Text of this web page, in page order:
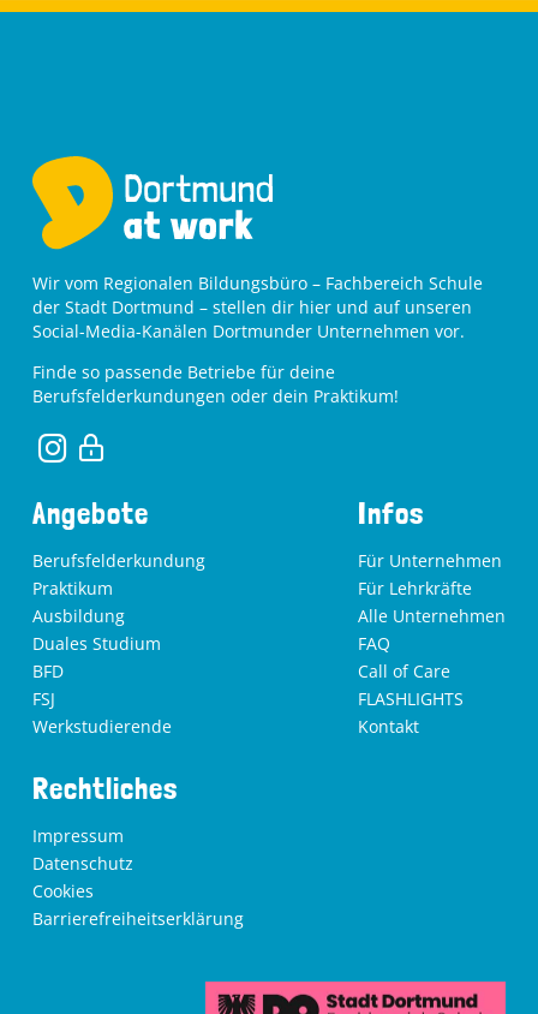
Wir vom Regionalen Bildungsbüro – Fachbereich Schule
der Stadt Dortmund – stellen dir hier und auf unseren
Social-Media-Kanälen Dortmunder Unternehmen vor.
Finde so passende Betriebe für deine
Berufsfelderkundungen oder dein Praktikum!
Angebote
Berufsfelderkundung
Praktikum
Ausbildung
Duales Studium
BFD
FSJ
Werkstudierende
Infos
Für Unternehmen
Für Lehrkräfte
Alle Unternehmen
FAQ
Call of Care
FLASHLIGHTS
Kontakt
Rechtliches
Impressum
Datenschutz
Cookies
Barrierefreiheitserklärung